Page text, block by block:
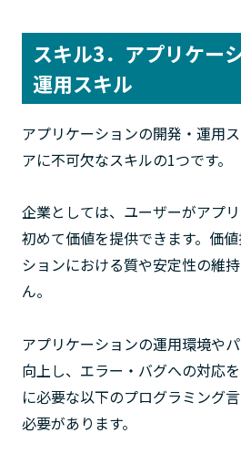
スキル3．アプリケー
運用スキル
アプリケーションの開発・運用
アに不可欠なスキルの1つです。
企業としては、ユーザーがアプ
初めて価値を提供できます。価
ションにおける質や安定性の維
ん。
アプリケーションの運用環境や
向上し、エラー・バグへの対応
に必要な以下のプログラミング
必要があります。